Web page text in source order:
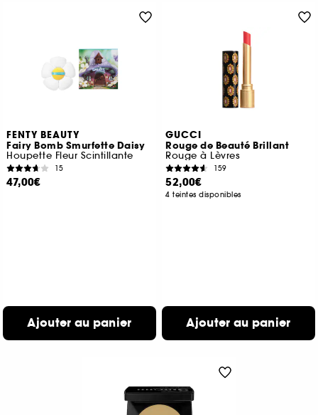
FENTY BEAUTY
Fairy Bomb Smurfette Daisy
Houpette Fleur Scintillante
15
47,00€
Ajouter au panier
GUCCI
Rouge de Beauté Brillant
Rouge à Lèvres
159
52,00€
4 teintes disponibles
Ajouter au panier